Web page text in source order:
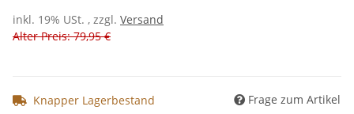
inkl. 19% USt. , zzgl. Versand
Alter Preis: 79,95 €
Knapper Lagerbestand Frage zum Artikel